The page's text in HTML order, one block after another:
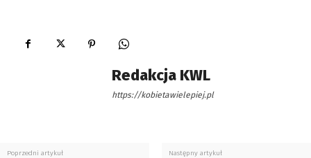
Redakcja KWL
https://kobietawielepiej.pl
Poprzedni artykuł Następny artykuł